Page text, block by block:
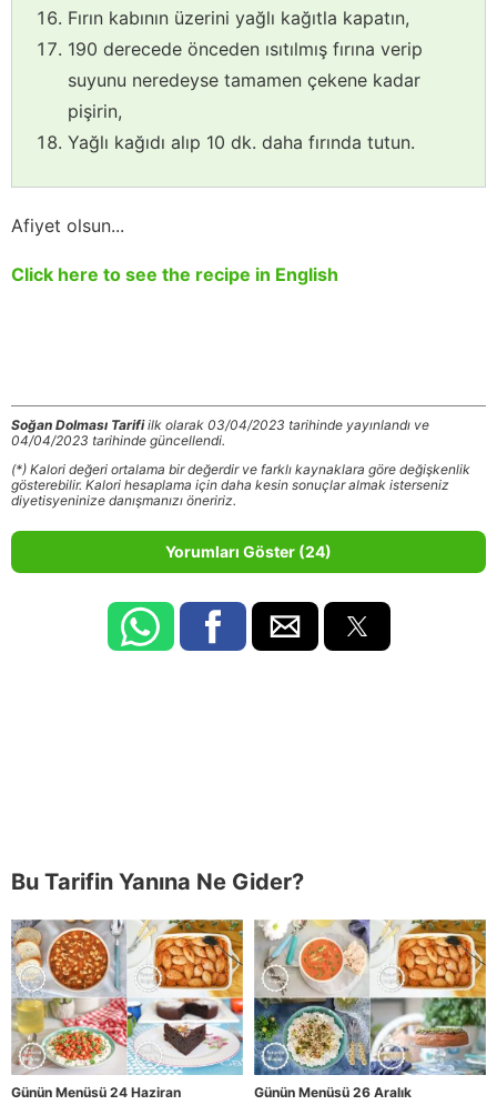
Fırın kabının üzerini yağlı kağıtla kapatın,
190 derecede önceden ısıtılmış fırına verip
suyunu neredeyse tamamen çekene kadar
pişirin,
Yağlı kağıdı alıp 10 dk. daha fırında tutun.
Afiyet olsun...
Click here to see the recipe in English
Soğan Dolması Tarifiilk olarak 03/04/2023 tarihinde yayınlandı ve
04/04/2023 tarihinde güncellendi.
(*) Kalori değeri ortalama bir değerdir ve farklı kaynaklara göre değişkenlik
gösterebilir. Kalori hesaplama için daha kesin sonuçlar almak isterseniz
diyetisyeninize danışmanızı öneririz.
Yorumları Göster (24)
Bu Tarifin Yanına Ne Gider?
Günün Menüsü 24 Haziran Günün Menüsü 26 Aralık